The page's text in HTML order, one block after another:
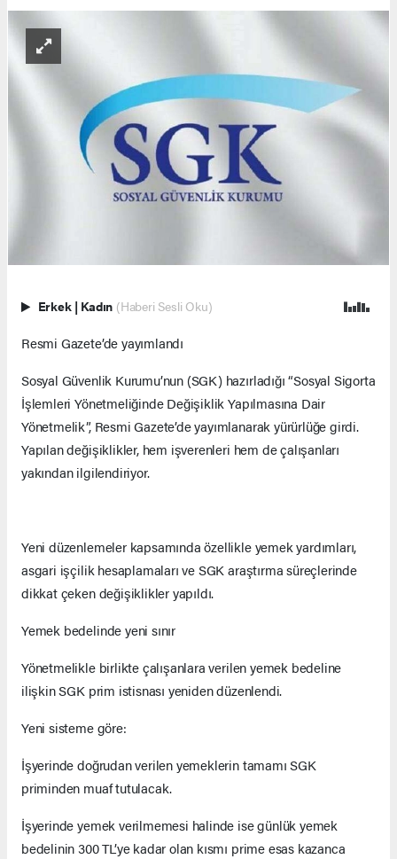
Erkek | Kadın (Haberi Sesli Oku)
Resmi Gazete’de yayımlandı
Sosyal Güvenlik Kurumu’nun (SGK) hazırladığı “Sosyal Sigorta
İşlemleri Yönetmeliğinde Değişiklik Yapılmasına Dair
Yönetmelik”, Resmi Gazete’de yayımlanarak yürürlüğe girdi.
Yapılan değişiklikler, hem işverenleri hem de çalışanları
yakından ilgilendiriyor.
Yeni düzenlemeler kapsamında özellikle yemek yardımları,
asgari işçilik hesaplamaları ve SGK araştırma süreçlerinde
dikkat çeken değişiklikler yapıldı.
Yemek bedelinde yeni sınır
Yönetmelikle birlikte çalışanlara verilen yemek bedeline
ilişkin SGK prim istisnası yeniden düzenlendi.
Yeni sisteme göre:
İşyerinde doğrudan verilen yemeklerin tamamı SGK
priminden muaf tutulacak.
İşyerinde yemek verilmemesi halinde ise günlük yemek
bedelinin 300 TL’ye kadar olan kısmı prime esas kazanca